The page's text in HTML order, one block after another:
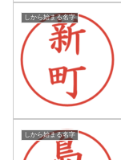
しから始まる名字
しから始まる名字